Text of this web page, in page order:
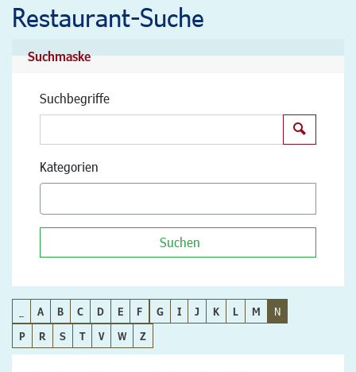
Restaurant-Suche
Suchmaske
Suchbegriffe
Kategorien
Suchen
A B C D E F G I J K L M
N
P
R S T V W Z